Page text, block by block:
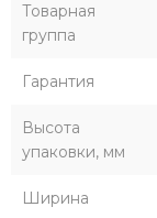
Товарная
группа
Гарантия
Высота
упаковки, мм
Ширина